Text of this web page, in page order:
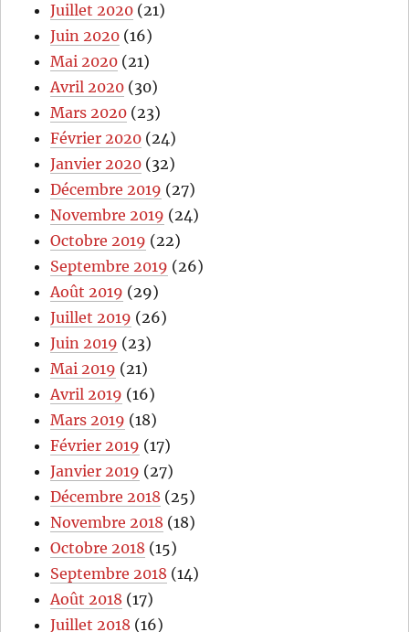
Juillet 2020 (21)
Juin 2020 (16)
Mai 2020 (21)
Avril 2020 (30)
Mars 2020 (23)
Février 2020 (24)
Janvier 2020 (32)
Décembre 2019 (27)
Novembre 2019 (24)
Octobre 2019 (22)
Septembre 2019 (26)
Août 2019 (29)
Juillet 2019 (26)
Juin 2019 (23)
Mai 2019 (21)
Avril 2019 (16)
Mars 2019 (18)
Février 2019 (17)
Janvier 2019 (27)
Décembre 2018 (25)
Novembre 2018 (18)
Octobre 2018 (15)
Septembre 2018 (14)
Août 2018 (17)
Juillet 2018 (16)